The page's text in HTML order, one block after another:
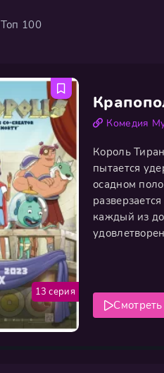
Топ 100
Комедия
Король
пытается
осадном
каждый из
13 серия